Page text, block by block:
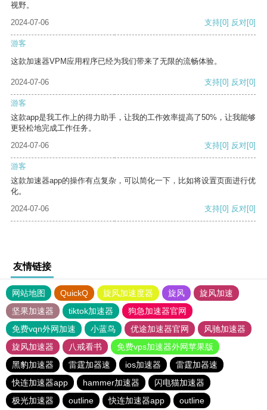
视野。
2024-07-06
支持[0] 反对[0]
游客
这款加速器VPM应用程序已经为我们带来了无限的流畅体验。
2024-07-06 支持[0] 反对[0]
游客
这款app是我工作上的得力助手，让我的工作效率提高了50%，让我能够
更轻松地完成工作任务。
2024-07-06
支持[0] 反对[0]
游客
这款加速器app的操作有点复杂，可以简化一下，比如将设置页面进行优
化。
2024-07-06
支持[0] 反对[0]
友情链接
网站地图 QuickQ 旋风加速度器 旋风
旋风加速
坚果加速器
tiktok加速器
狗急加速器官网
免费vqn外网加速
小蓝鸟 优途加速器官网
风驰加速器
旋风加速器
八戒看书
免费vps加速器外网苹果版
黑豹加速器
雷霆加器速 ios加速器
雷霆加器速
快连加速器app
hammer加速器
闪电猫加速器
极光加速器
outline 快连加速器app outline